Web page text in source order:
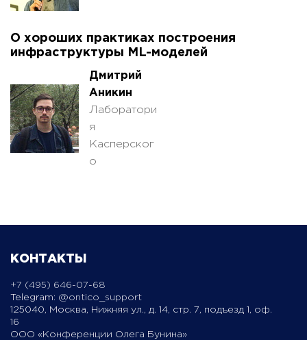
О хороших практиках построения
инфраструктуры ML-моделей
Дмитрий
Аникин
Лаборатори
я
Касперског
о
КОНТАКТЫ
+7 (495) 646-07-68
Telegram: @ontico_support
125040, Москва, Нижняя ул., д. 14, стр. 7, подъезд 1, оф.
16
ООО «Конференции Олега Бунина»